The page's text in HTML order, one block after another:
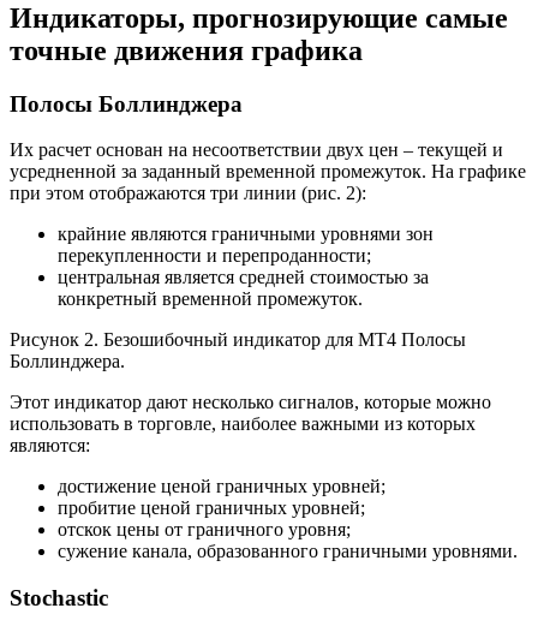
Индикаторы, прогнозирующие самые
точные движения графика
Полосы Боллинджера
Их расчет основан на несоответствии двух цен – текущей и
усредненной за заданный временной промежуток. На графике
при этом отображаются три линии (рис. 2):
крайние являются граничными уровнями зон
перекупленности и перепроданности;
центральная является средней стоимостью за
конкретный временной промежуток.
Рисунок 2. Безошибочный индикатор для MT4 Полосы
Боллинджера.
Этот индикатор дают несколько сигналов, которые можно
использовать в торговле, наиболее важными из которых
являются:
достижение ценой граничных уровней;
пробитие ценой граничных уровней;
отскок цены от граничного уровня;
сужение канала, образованного граничными уровнями.
Stochastic